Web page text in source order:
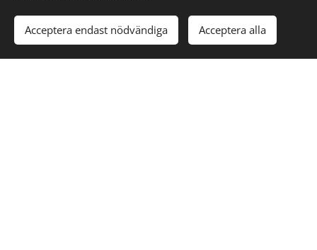
Acceptera endast nödvändiga Acceptera alla